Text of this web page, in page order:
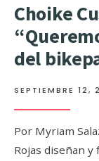
Choike
del
SEPTIEMBRE 12,
Por Myriam
Rojas diseñan y